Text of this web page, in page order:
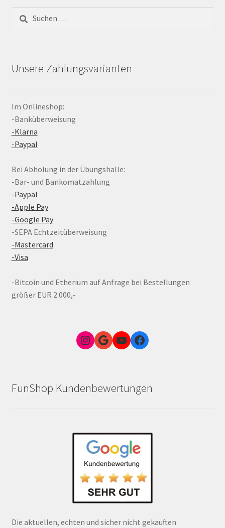
Suchen
nach:
Unsere Zahlungsvarianten
Im Onlineshop:
-Banküberweisung
-Klarna
-Paypal
Bei Abholung in der Übungshalle:
-Bar- und Bankomatzahlung
-Paypal
-Apple Pay
-Google Pay
-SEPA Echtzeitüberweisung
-Mastercard
-Visa
-Bitcoin und Etherium auf Anfrage bei Bestellungen
größer EUR 2.000,-
Instagram
Google Link zum FunShop WienYouTubeFacebook
FunShop Kundenbewertungen
Die aktuellen, echten und sicher nicht gekauften